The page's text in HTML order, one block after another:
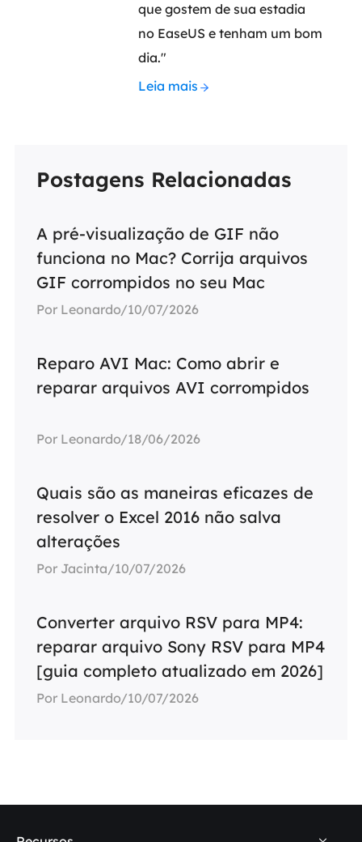
que gostem de sua estadia
no EaseUS e tenham um bom
dia."
Leia mais
Postagens Relacionadas
A pré-visualização de GIF não
funciona no Mac? Corrija arquivos
GIF corrompidos no seu Mac
Por Leonardo/10/07/2026
Reparo AVI Mac: Como abrir e
reparar arquivos AVI corrompidos
Por Leonardo/18/06/2026
Quais são as maneiras eficazes de
resolver o Excel 2016 não salva
alterações
Por Jacinta/10/07/2026
Converter arquivo RSV para MP4:
reparar arquivo Sony RSV para MP4
[guia completo atualizado em 2026]
Por Leonardo/10/07/2026